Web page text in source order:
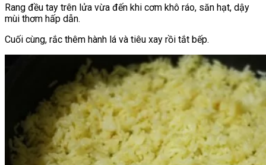
Rang đều tay trên lửa vừa đến khi cơm khô ráo, săn hạt, dậy
mùi thơm hấp dẫn.
Cuối cùng, rắc thêm hành lá và tiêu xay rồi tắt bếp.